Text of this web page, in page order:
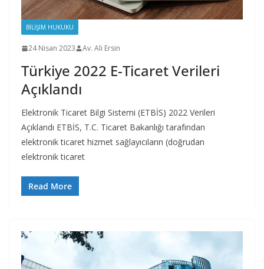
BILIŞIM HUKUKU
24 Nisan 2023 Av. Ali Ersin
Türkiye 2022 E-Ticaret Verileri
Açıklandı
Elektronik Ticaret Bilgi Sistemi (ETBİS) 2022 Verileri
Açıklandı ETBİS, T.C. Ticaret Bakanlığı tarafından
elektronik ticaret hizmet sağlayıcıların (doğrudan
elektronik ticaret
Read More